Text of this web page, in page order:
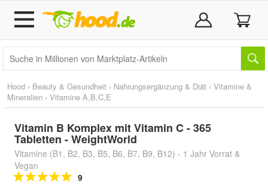
Hood › Beauty & Gesundheit › Nahrungsergänzung & Diät › Vitamine &
Mineralien › Vitamine A,B,C,E
Vitamin B Komplex mit Vitamin C - 365
Tabletten - WeightWorld
Vitamine (B1, B2, B3, B5, B6, B7, B9, B12) - 1 Jahr Vorrat &
Vegan
9